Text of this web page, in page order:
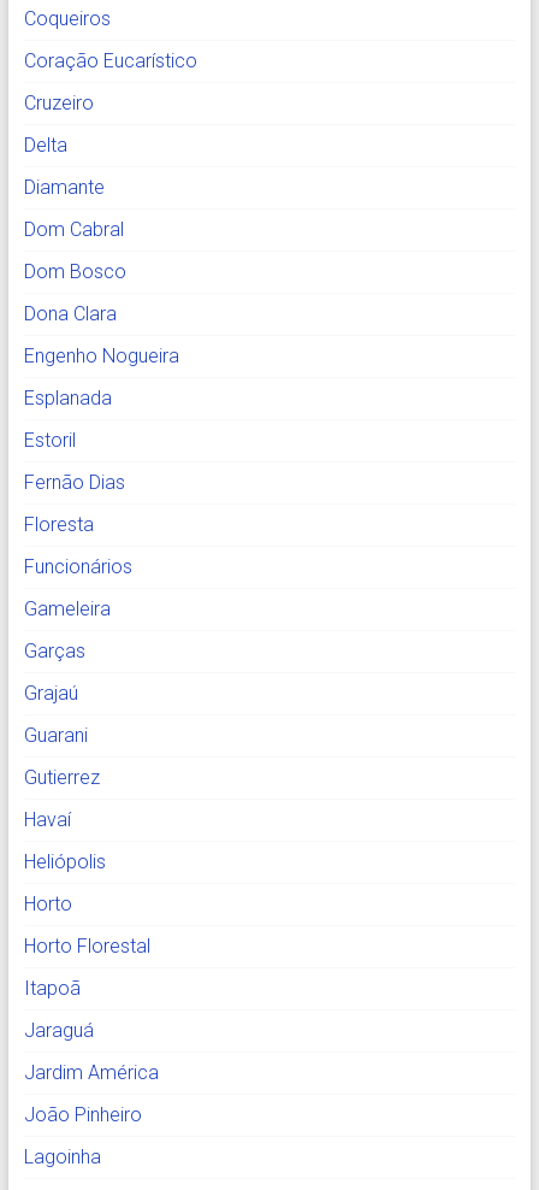
Coqueiros
Coração Eucarístico
Cruzeiro
Delta
Diamante
Dom Cabral
Dom Bosco
Dona Clara
Engenho Nogueira
Esplanada
Estoril
Fernão Dias
Floresta
Funcionários
Gameleira
Garças
Grajaú
Guarani
Gutierrez
Havaí
Heliópolis
Horto
Horto Florestal
Itapoã
Jaraguá
Jardim América
João Pinheiro
Lagoinha